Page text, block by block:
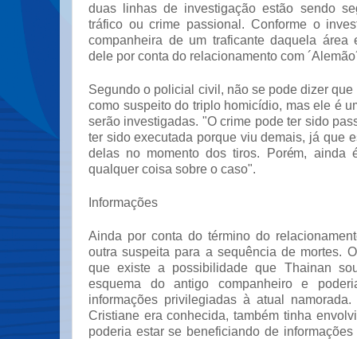
duas linhas de investigação estão sendo
tráfico ou crime passional. Conforme o
companheira de um traficante daquela área
dele por conta do relacionamento com
Segundo o policial civil, não se pode dizer que
como suspeito do triplo homicídio, mas ele é
serão investigadas. "O crime pode ter sido
ter sido executada porque viu demais, já que
delas no momento dos tiros. Porém, ainda
qualquer coisa sobre o caso".
Informações
Ainda por conta do término do
outra suspeita para a sequência de mortes.
que existe a possibilidade que Thainan
esquema do antigo companheiro e
informações privilegiadas à atual namorada.
Cristiane era conhecida, também tinha
poderia estar se beneficiando de